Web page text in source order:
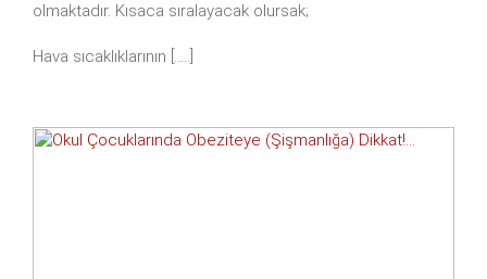
olmaktadır. Kısaca sıralayacak olursak;
Hava sıcaklıklarının [.....]